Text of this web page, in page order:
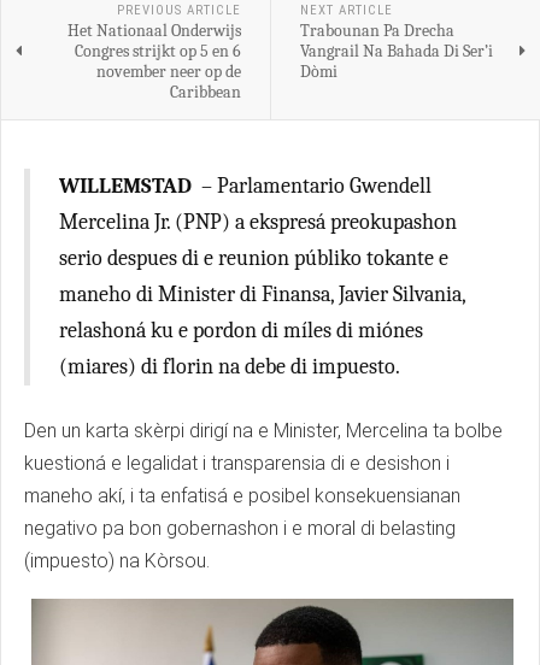
PREVIOUS ARTICLE
Het Nationaal Onderwijs
Congres strijkt op 5 en 6
november neer op de
Caribbean
NEXT ARTICLE
Trabounan Pa Drecha
Vangrail Na Bahada Di Ser’i
Dòmi
WILLEMSTAD – Parlamentario Gwendell
Mercelina Jr. (PNP) a ekspresá preokupashon
serio despues di e reunion públiko tokante e
maneho di Minister di Finansa, Javier Silvania,
relashoná ku e pordon di míles di miónes
(miares) di florin na debe di impuesto.
Den un karta skèrpi dirigí na e Minister, Mercelina ta bolbe
kuestioná e legalidat i transparensia di e desishon i
maneho akí, i ta enfatisá e posibel konsekuensianan
negativo pa bon gobernashon i e moral di belasting
(impuesto) na Kòrsou.